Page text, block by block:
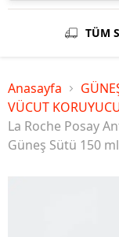
TÜM
Anasayfa
VÜCUT
La Roche Posay
Güneş Sütü 150 ml